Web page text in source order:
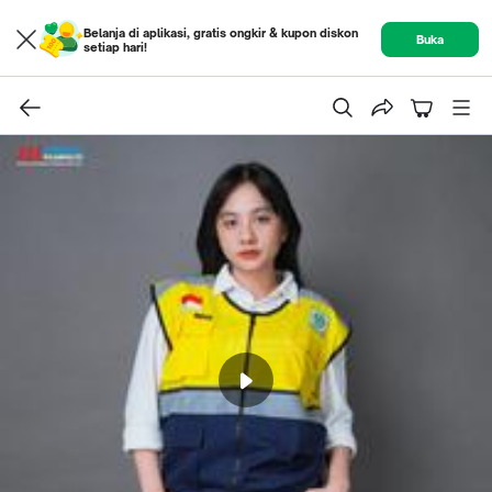
Belanja di aplikasi, gratis ongkir & kupon diskon
setiap hari!
Buka